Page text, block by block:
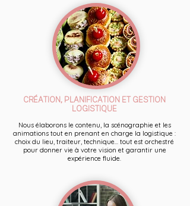
CRÉATION, PLANIFICATION ET GESTION
LOGISTIQUE
Nous élaborons le contenu, la scénographie et les
animations tout en prenant en charge la logistique :
choix du lieu, traiteur, technique... tout est orchestré
pour donner vie à votre vision et garantir une
expérience fluide.